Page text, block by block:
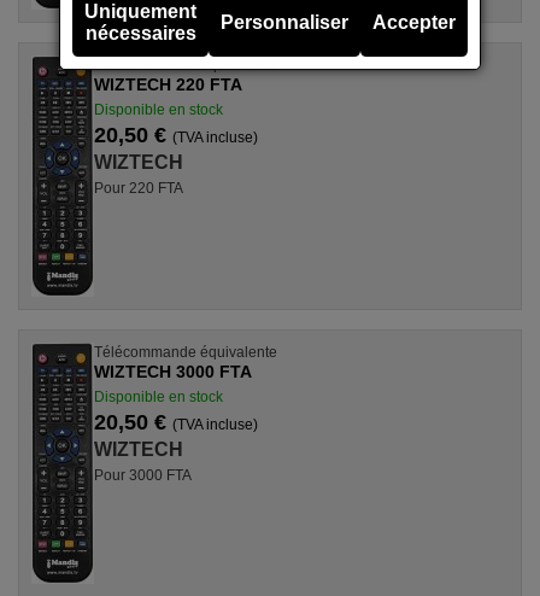
Télécommande équivalente
WIZTECH 220 FTA
Disponible en stock
20,50 € (TVA incluse)
WIZTECH
Pour 220 FTA
Télécommande équivalente
WIZTECH 3000 FTA
Disponible en stock
20,50 € (TVA incluse)
WIZTECH
Pour 3000 FTA
Uniquement
nécessaires
Personnaliser Accepter